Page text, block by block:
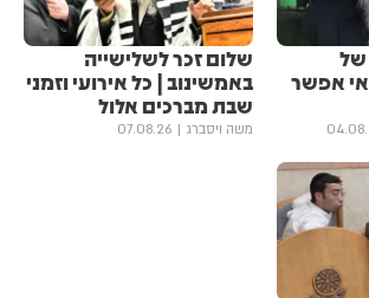
של
אפשר
שלום זכר לשלישייה
באמשינוב | כל אירועי וזמני
שבת מברכים אלול
משה ויסברג 07.08.26